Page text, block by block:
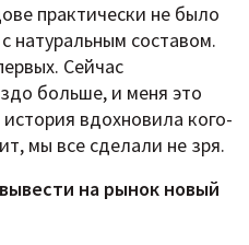
практически не было
натуральным составом.
Сейчас
больше, и меня это
вдохновила кого-
мы все сделали не зря.
на рынок новый